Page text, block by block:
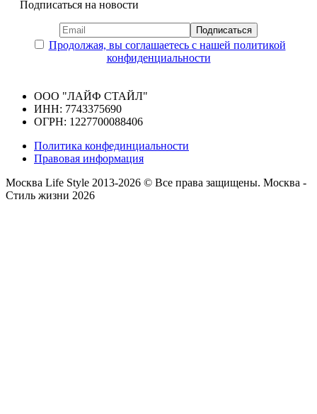
Подписаться на новости
Продолжая, вы соглашаетесь с нашей политикой
конфиденциальности
ООО "ЛАЙФ СТАЙЛ"
ИНН: 7743375690
ОГРН: 1227700088406
Политика конфединциальности
Правовая информация
Москва Life Style 2013-2026 © Все права защищены. Москва -
Стиль жизни 2026